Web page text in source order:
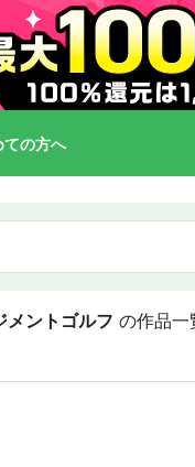
ての方へ
ントゴルフ の作品一